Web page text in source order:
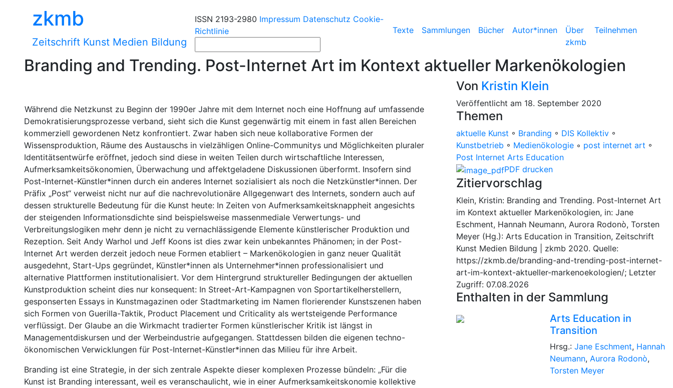
zkmb
Zeitschrift Kunst Medien Bildung
ISSN 2193-2980 Impressum Datenschutz Cookie-
Richtlinie
Texte Sammlungen Bücher Autor*innen
Über
zkmb
Teilnehmen
Branding and Trending. Post-Internet Art im Kontext aktueller Markenökologien
Während die Netzkunst zu Beginn der 1990er Jahre mit dem Internet noch eine Hoffnung auf umfassende
Demokratisierungsprozesse verband, sieht sich die Kunst gegenwärtig mit einem in fast allen Bereichen
kommerziell gewordenen Netz konfrontiert. Zwar haben sich neue kollaborative Formen der
Wissensproduktion, Räume des Austauschs in vielzähligen Online-Communitys und Möglichkeiten pluraler
Identitätsentwürfe eröffnet, jedoch sind diese in weiten Teilen durch wirtschaftliche Interessen,
Aufmerksamkeitsökonomien, Überwachung und affektgeladene Diskussionen überformt. Insofern sind
Post-Internet-Künstler*innen durch ein anderes Internet sozialisiert als noch die Netzkünstler*innen. Der
Präfix „Post“ verweist nicht nur auf die nachrevolutionäre Allgegenwart des Internets, sondern auch auf
dessen strukturelle Bedeutung für die Kunst heute: In Zeiten von Aufmerksamkeitsknappheit angesichts
der steigenden Informationsdichte sind beispielsweise massenmediale Verwertungs- und
Verbreitungslogiken mehr denn je nicht zu vernachlässigende Elemente künstlerischer Produktion und
Rezeption. Seit Andy Warhol und Jeff Koons ist dies zwar kein unbekanntes Phänomen; in der Post-
Internet Art werden derzeit jedoch neue Formen etabliert – Markenökologien in ganz neuer Qualität
ausgedehnt, Start-Ups gegründet, Künstler*innen als Unternehmer*innen professionalisiert und
alternative Plattformen institutionalisiert. Vor dem Hintergrund struktureller Bedingungen der aktuellen
Kunstproduktion scheint dies nur konsequent: In Street-Art-Kampagnen von Sportartikelherstellern,
gesponserten Essays in Kunstmagazinen oder Stadtmarketing im Namen florierender Kunstszenen haben
sich Formen von Guerilla-Taktik, Product Placement und Criticality als wertsteigende Performance
verflüssigt. Der Glaube an die Wirkmacht tradierter Formen künstlerischer Kritik ist längst in
Managementdiskursen und der Werbeindustrie aufgegangen. Stattdessen bilden die eigenen techno-
ökonomischen Verwicklungen für Post-Internet-Künstler*innen das Milieu für ihre Arbeit.
Branding ist eine Strategie, in der sich zentrale Aspekte dieser komplexen Prozesse bündeln: „Für die
Kunst ist Branding interessant, weil es veranschaulicht, wie in einer Aufmerksamkeitskonomie kollektive
Von Kristin Klein
Veröffentlicht am 18. September 2020
Themen
aktuelle Kunst ◦ Branding ◦ DIS Kollektiv ◦
Kunstbetrieb ◦ Medienökologie ◦ post internet art ◦
Post Internet Arts Education
PDF drucken
Zitiervorschlag
Klein, Kristin: Branding and Trending. Post-Internet Art
im Kontext aktueller Markenökologien, in: Jane
Eschment, Hannah Neumann, Aurora Rodonò, Torsten
Meyer (Hg.): Arts Education in Transition, Zeitschrift
Kunst Medien Bildung | zkmb 2020. Quelle:
https://zkmb.de/branding-and-trending-post-internet-
art-im-kontext-aktueller-markenoekologien/; Letzter
Zugriff: 07.08.2026
Enthalten in der Sammlung
Arts Education in
Transition
Hrsg.: Jane Eschment, Hannah
Neumann, Aurora Rodonò,
Torsten Meyer